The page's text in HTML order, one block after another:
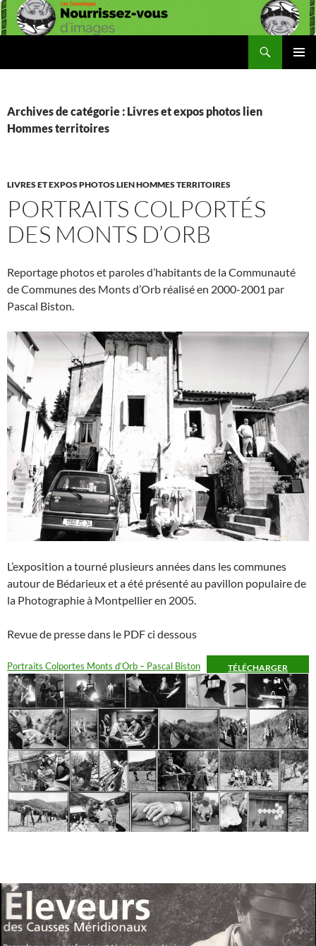
Aller
au
Archives de catégorie : Livres et expos photos lien
Hommes territoires
LIVRES ET EXPOS PHOTOS LIEN HOMMES TERRITOIRES
PORTRAITS COLPORTÉS
DES MONTS D’ORB
Reportage photos et paroles d’habitants de la Communauté
de Communes des Monts d’Orb réalisé en 2000-2001 par
Pascal Biston.
L’exposition a tourné plusieurs années dans les communes
autour de Bédarieux et a été présenté au pavillon populaire de
la Photographie à Montpellier en 2005.
Revue de presse dans le PDF ci dessous
Portraits Colportes Monts d’Orb – Pascal Biston TÉLÉCHARGER